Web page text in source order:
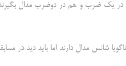
در یک ضرب و هم در دوضرب مدال
شانس مدال دارند اما باید دید در